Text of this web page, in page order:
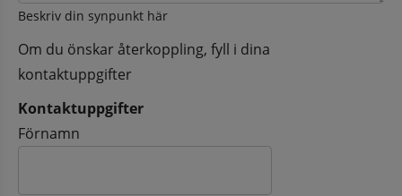
Beskriv din synpunkt här
Om du önskar återkoppling, fyll i dina
kontaktuppgifter
Kontaktuppgifter
Kontaktuppgifter
Förnamn